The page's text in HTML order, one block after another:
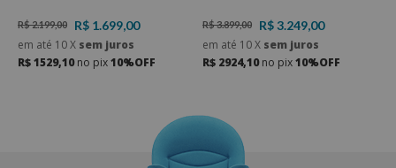
R$ 2.199,00
R$ 1.699,00
em até 10X sem juros
R$ 1529,10no pix10%OFF
R$ 3.899,00
R$ 3.249,00
em até 10X sem juros
R$ 2924,10no pix10%OFF